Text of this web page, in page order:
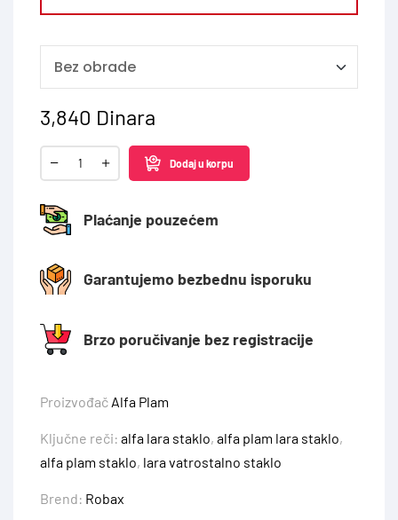
3,840 Dinara
Dodaj u korpu
Plaćanje pouzećem
Garantujemo bezbednu isporuku
Brzo poručivanje bez registracije
Proizvođač Alfa Plam
Ključne reči: alfa lara staklo, alfa plam lara staklo,
alfa plam staklo, lara vatrostalno staklo
Brend: Robax